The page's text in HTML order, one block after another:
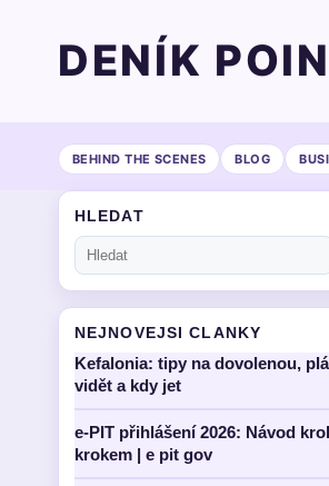
DENÍK
BEHIND THE SCENES BLOG
HLEDAT
NEJNOVEJSI CLANKY
Kefalonia: tipy na dovolenou,
vidět a kdy jet
e-PIT přihlášení 2026: Návod
krokem | e pit gov